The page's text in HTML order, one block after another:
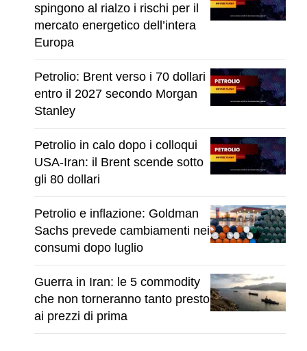
spingono al rialzo i rischi per il
mercato energetico dell’intera
Europa
Petrolio: Brent verso i 70 dollari
entro il 2027 secondo Morgan
Stanley
Petrolio in calo dopo i colloqui
USA-Iran: il Brent scende sotto
gli 80 dollari
Petrolio e inflazione: Goldman
Sachs prevede cambiamenti nei
consumi dopo luglio
Guerra in Iran: le 5 commodity
che non torneranno tanto presto
ai prezzi di prima